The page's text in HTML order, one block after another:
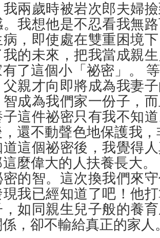
兩歲時被岩次郎夫婦
。我想他是不忍看我無
，即使處在雙重困境
的未來，把我當成親
了這個小「祕密」。
父親才向即將成為我妻
成為我們家一份子，
子這件祕密只有我不知
還不動聲色地保護我
這個祕密後，我覺得
麼偉大的人扶養長大
密的智。這次換我們來
我已經知道了吧！他
，如同親生兒子般的養
係，卻不輸給真正的家人